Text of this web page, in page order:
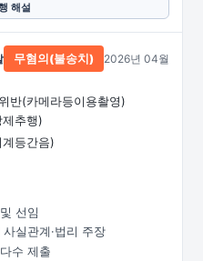
해설
반(카메라등이용촬영)
추행)
등간음)
무혐의(불송치) 2026년 04월
선임
실관계·법리 주장
수 제출